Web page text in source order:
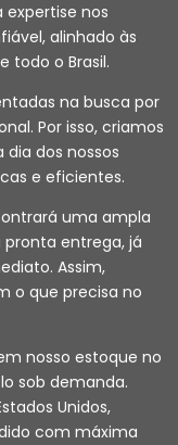
expertise nos
alinhado às
todo o Brasil.
na busca por
Por isso, criamos
dos nossos
e eficientes.
uma ampla
entrega, já
Assim,
o que precisa no
nosso estoque no
sob demanda.
Unidos,
com máxima